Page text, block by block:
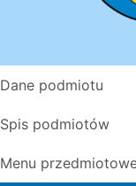
Dane podmiotu
Spis podmiotów
Menu